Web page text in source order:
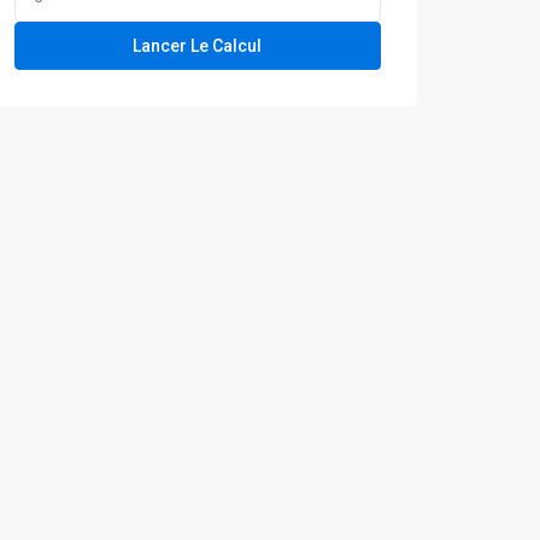
Lancer Le Calcul